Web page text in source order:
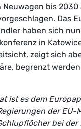
bis 2030
Das
haben sich
in
zeigt sich
begrenzt
ist es dem
der EU-
bei